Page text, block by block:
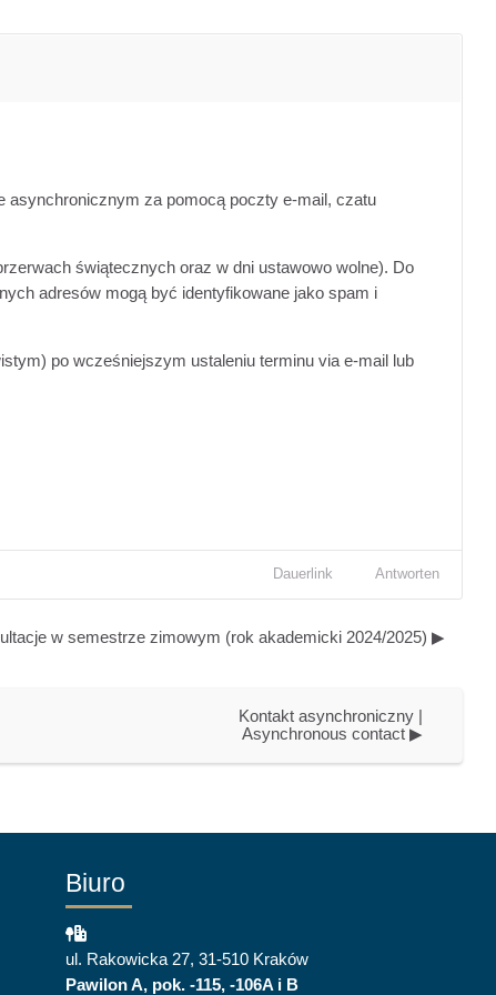
asynchronicznym za pomocą poczty e-mail, czatu
świątecznych oraz w dni ustawowo wolne). Do
adresów mogą być identyfikowane jako spam i
po wcześniejszym ustaleniu terminu via e-mail lub
Dauerlink Antworten
w semestrze zimowym (rok akademicki 2024/2025) ▶︎
Kontakt asynchroniczny |
Asynchronous contact ▶︎
Biuro
ul. Rakowicka 27, 31-510 Kraków
Pawilon A, pok. -115, -106A i B